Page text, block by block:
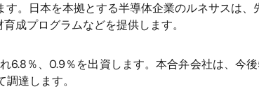
。日本を本拠とする半導体企業のルネサスは、
成プログラムなどを提供します。
6.8％、0.9％を出資します。本合弁会社は、今後
達します。